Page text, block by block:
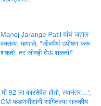
Manoj Jarange Patil यांचं जहाल
वक्तव्य; म्हणाले, “जीवघेणं उपोषण करू
शकतो, तर जीवही घेऊ शकतो!”
‘मी 92 ला कारसेवेत होतो, त्यानंतर…’;
CM फडणवीसांनी सांगितल्या राजकीय